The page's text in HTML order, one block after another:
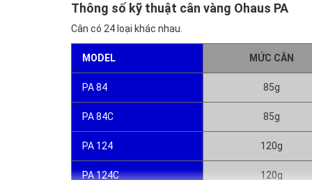
Thông số kỹ thuật cân vàng Ohaus PA
Cân có 24 loại khác nhau.
MODEL MỨC CÂN
PA 84 85g
PA 84C 85g
PA 124 120g
PA 124C 120g